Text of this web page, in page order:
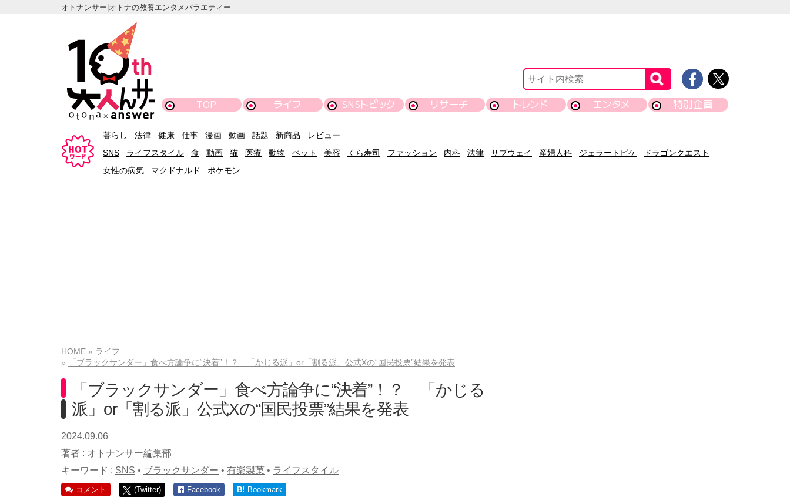
オトナンサー|オトナの教養エンタメバラエティー
TOP ライフ SNSトピック リサーチ トレンド エンタメ 特別企画
暮らし 法律 健康 仕事 漫画 動画 話題 新商品
レビュー
SNS
ライフスタイル 食 動画 猫 医療 動物 ペット 美容 くら寿司 ファッション 内科 法律 サブウェイ 産婦人科 ジェラートピケ
ドラゴンクエスト
女性の病気
マクドナルド ポケモン
HOME
ライフ
「ブラックサンダー」食べ方論争に“決着”！？ 「かじる派」or「割る派」公式Xの“国民投票”結果を発表
「ブラックサンダー」食べ方論争に“決着”！？ 「かじる
派」or「割る派」公式Xの“国民投票”結果を発表
2024.09.06
著者 : オトナンサー編集部
キーワード : SNS • ブラックサンダー • 有楽製菓 • ライフスタイル
コメント (Twitter) Facebook B! Bookmark